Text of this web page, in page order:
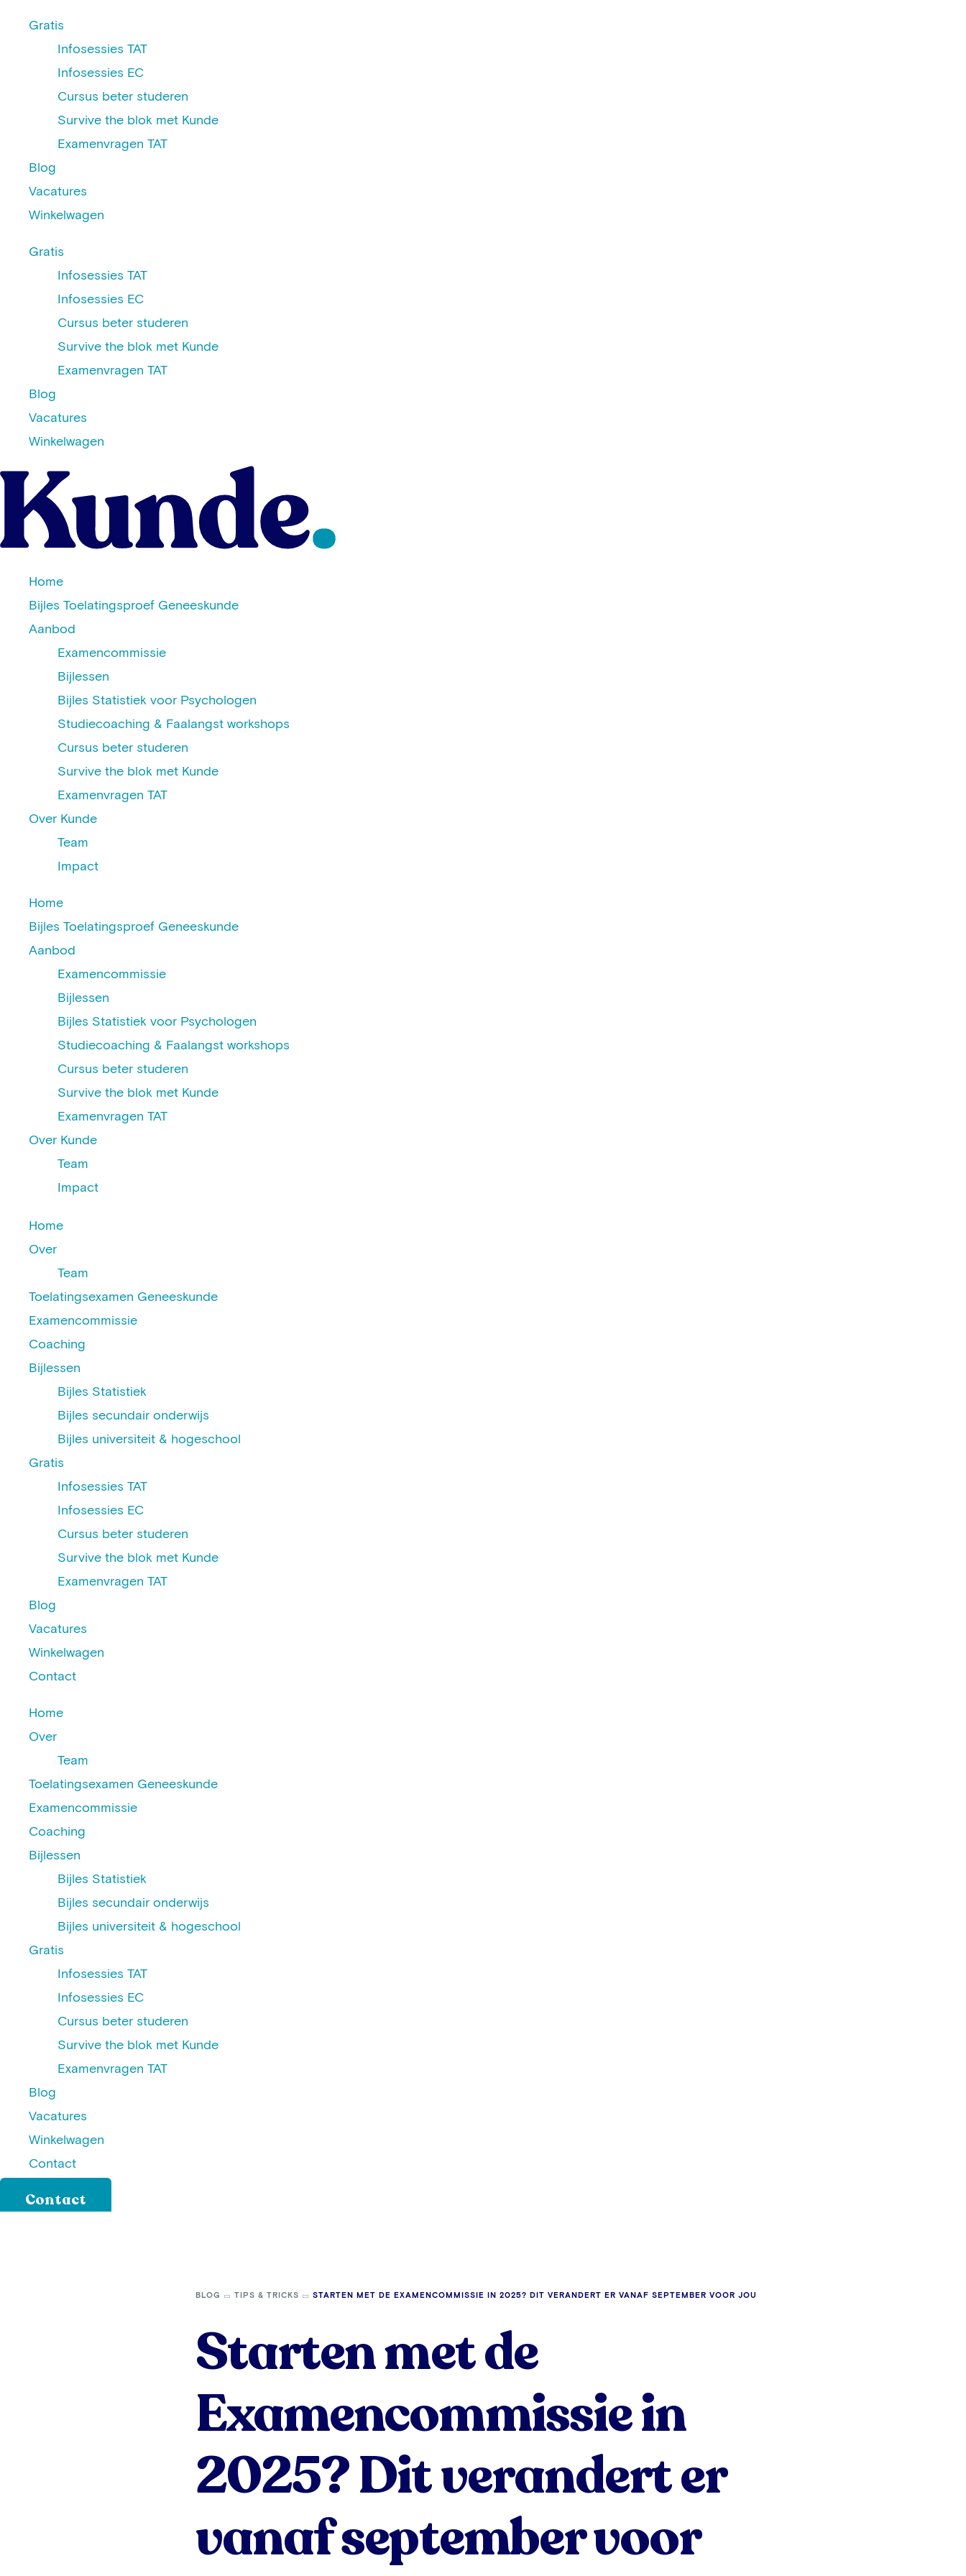
Gratis
Infosessies TAT
Infosessies EC
Cursus beter studeren
Survive the blok met Kunde
Examenvragen TAT
Blog
Vacatures
Winkelwagen
Gratis
Infosessies TAT
Infosessies EC
Cursus beter studeren
Survive the blok met Kunde
Examenvragen TAT
Blog
Vacatures
Winkelwagen
Home
Bijles Toelatingsproef Geneeskunde
Aanbod
Examencommissie
Bijlessen
Bijles Statistiek voor Psychologen
Studiecoaching & Faalangst workshops
Cursus beter studeren
Survive the blok met Kunde
Examenvragen TAT
Over Kunde
Team
Impact
Home
Bijles Toelatingsproef Geneeskunde
Aanbod
Examencommissie
Bijlessen
Bijles Statistiek voor Psychologen
Studiecoaching & Faalangst workshops
Cursus beter studeren
Survive the blok met Kunde
Examenvragen TAT
Over Kunde
Team
Impact
Home
Over
Team
Toelatingsexamen Geneeskunde
Examencommissie
Coaching
Bijlessen
Bijles Statistiek
Bijles secundair onderwijs
Bijles universiteit & hogeschool
Gratis
Infosessies TAT
Infosessies EC
Cursus beter studeren
Survive the blok met Kunde
Examenvragen TAT
Blog
Vacatures
Winkelwagen
Contact
Home
Over
Team
Toelatingsexamen Geneeskunde
Examencommissie
Coaching
Bijlessen
Bijles Statistiek
Bijles secundair onderwijs
Bijles universiteit & hogeschool
Gratis
Infosessies TAT
Infosessies EC
Cursus beter studeren
Survive the blok met Kunde
Examenvragen TAT
Blog
Vacatures
Winkelwagen
Contact
Contact
BLOG TIPS & TRICKS STARTEN MET DE EXAMENCOMMISSIE IN 2025? DIT VERANDERT ER VANAF SEPTEMBER VOOR JOU
Starten met de
Examencommissie in
2025? Dit verandert er
vanaf september voor